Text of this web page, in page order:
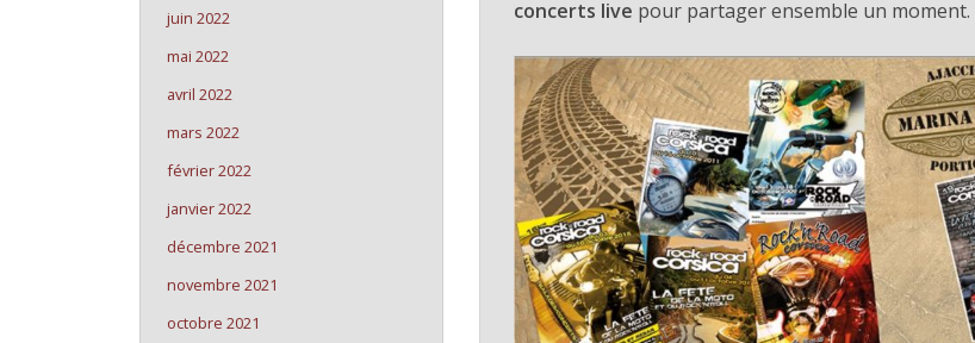
concerts live pour partager ensemble un moment.
juin 2022
mai 2022
avril 2022
mars 2022
février 2022
janvier 2022
décembre 2021
novembre 2021
octobre 2021